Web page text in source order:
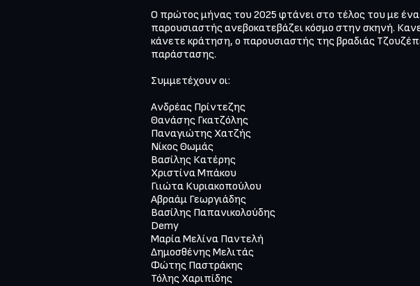
Ο πρώτος μήνας του 2025 φτάνει στο τέλος του με ένα
παρουσιαστής ανεβοκατεβάζει κόσμο στην σκηνή.
κάνετε κράτηση, ο παρουσιαστής της βραδιάς
παράστασης.
Συμμετέχουν οι:
Ανδρέας Πρίντεζης
Θανάσης Γκατζόλης
Παναγιώτης Χατζής
Νίκος Θωμάς
Βασίλης Κατέρης
Χριστίνα Μπάκου
Γιιώτα Κυριακοπούλου
Αβραάμ Γεωργιάδης
Βασίλης Παπανικολούδης
Demy
Μαρία Μελίνα Παντελή
Δημοσθένης Μελιτάς
Φώτης Παστράκης
Τόλης Χαριπίδης